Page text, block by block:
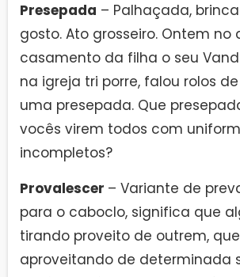
Presepada – Palhaçada,
gosto. Ato grosseiro. Ontem no
casamento da filha o seu
na igreja tri porre, falou rolos
uma presepada. Que
vocês virem todos com
incompletos?
Provalescer – Variante de
para o caboclo, significa que
tirando proveito de outrem,
aproveitando de determinada